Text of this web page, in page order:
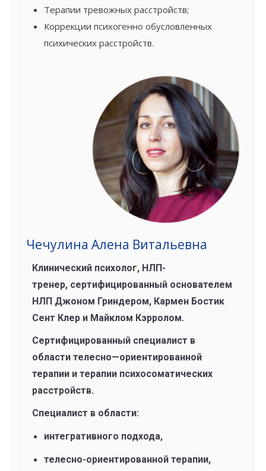
Терапии тревожных расстройств;
Коррекции психогенно обусловленных
психических расстройств.
Чечулина Алена Витальевна
Клинический психолог, НЛП-
тренер, сертифицированный основателем
НЛП Джоном Гриндером, Кармен Бостик
Сент Клер и Майклом Кэрролом.
Сертифицированный специалист в
области телесно—ориентированной
терапии и терапии психосоматических
расстройств.
Специалист в области:
интегративного подхода,
телесно-ориентированной терапии,